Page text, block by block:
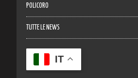
POLICORO
TUTTE LE NEWS
IT